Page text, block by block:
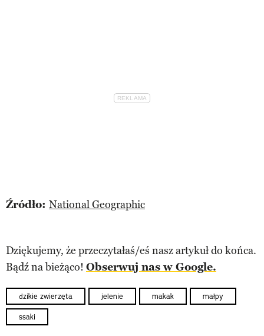
Źródło: National Geographic
Dziękujemy, że przeczytałaś/eś nasz artykuł do końca.
Bądź na bieżąco! Obserwuj nas w Google.
dzikie zwierzęta jelenie makak małpy
ssaki